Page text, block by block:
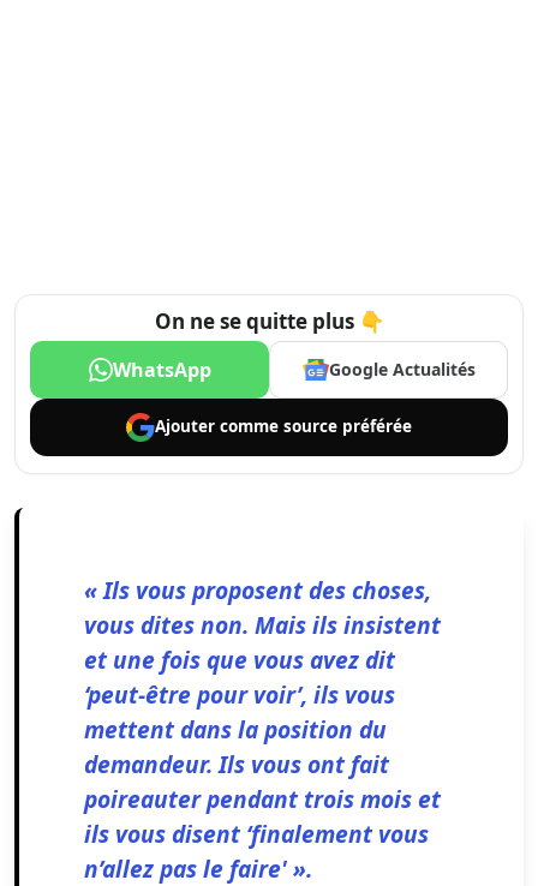
On ne se quitte plus 👇
WhatsApp Google Actualités
Ajouter comme source préférée
« Ils vous proposent des choses,
vous dites non. Mais ils insistent
et une fois que vous avez dit
‘peut-être pour voir’, ils vous
mettent dans la position du
demandeur. Ils vous ont fait
poireauter pendant trois mois et
ils vous disent ‘finalement vous
n’allez pas le faire' ».